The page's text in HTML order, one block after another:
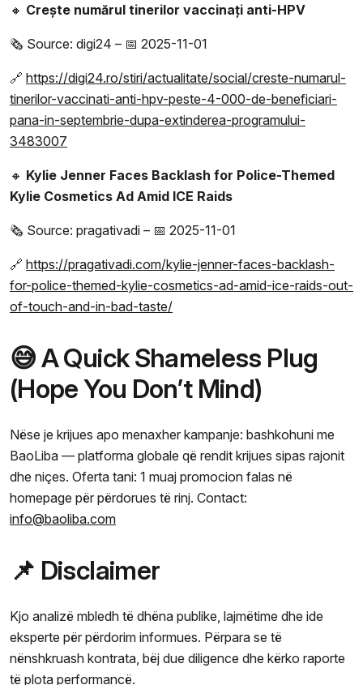
🔸 Crește numărul tinerilor vaccinați anti-HPV
🗞️ Source: digi24 – 📅 2025-11-01
🔗 https://digi24.ro/stiri/actualitate/social/creste-numarul-
tinerilor-vaccinati-anti-hpv-peste-4-000-de-beneficiari-
pana-in-septembrie-dupa-extinderea-programului-
3483007
🔸 Kylie Jenner Faces Backlash for Police-Themed
Kylie Cosmetics Ad Amid ICE Raids
🗞️ Source: pragativadi – 📅 2025-11-01
🔗 https://pragativadi.com/kylie-jenner-faces-backlash-
for-police-themed-kylie-cosmetics-ad-amid-ice-raids-out-
of-touch-and-in-bad-taste/
😅 A Quick Shameless Plug
(Hope You Don’t Mind)
Nëse je krijues apo menaxher kampanje: bashkohuni me
BaoLiba — platforma globale që rendit krijues sipas rajonit
dhe niçes. Oferta tani: 1 muaj promocion falas në
homepage për përdorues të rinj. Contact:
info@baoliba.com
📌 Disclaimer
Kjo analizë mbledh të dhëna publike, lajmëtime dhe ide
eksperte për përdorim informues. Përpara se të
nënshkruash kontrata, bëj due diligence dhe kërko raporte
të plota performancë.